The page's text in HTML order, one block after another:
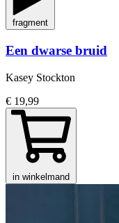
fragment
Een dwarse bruid
Kasey Stockton
€ 19,99
in winkelmand